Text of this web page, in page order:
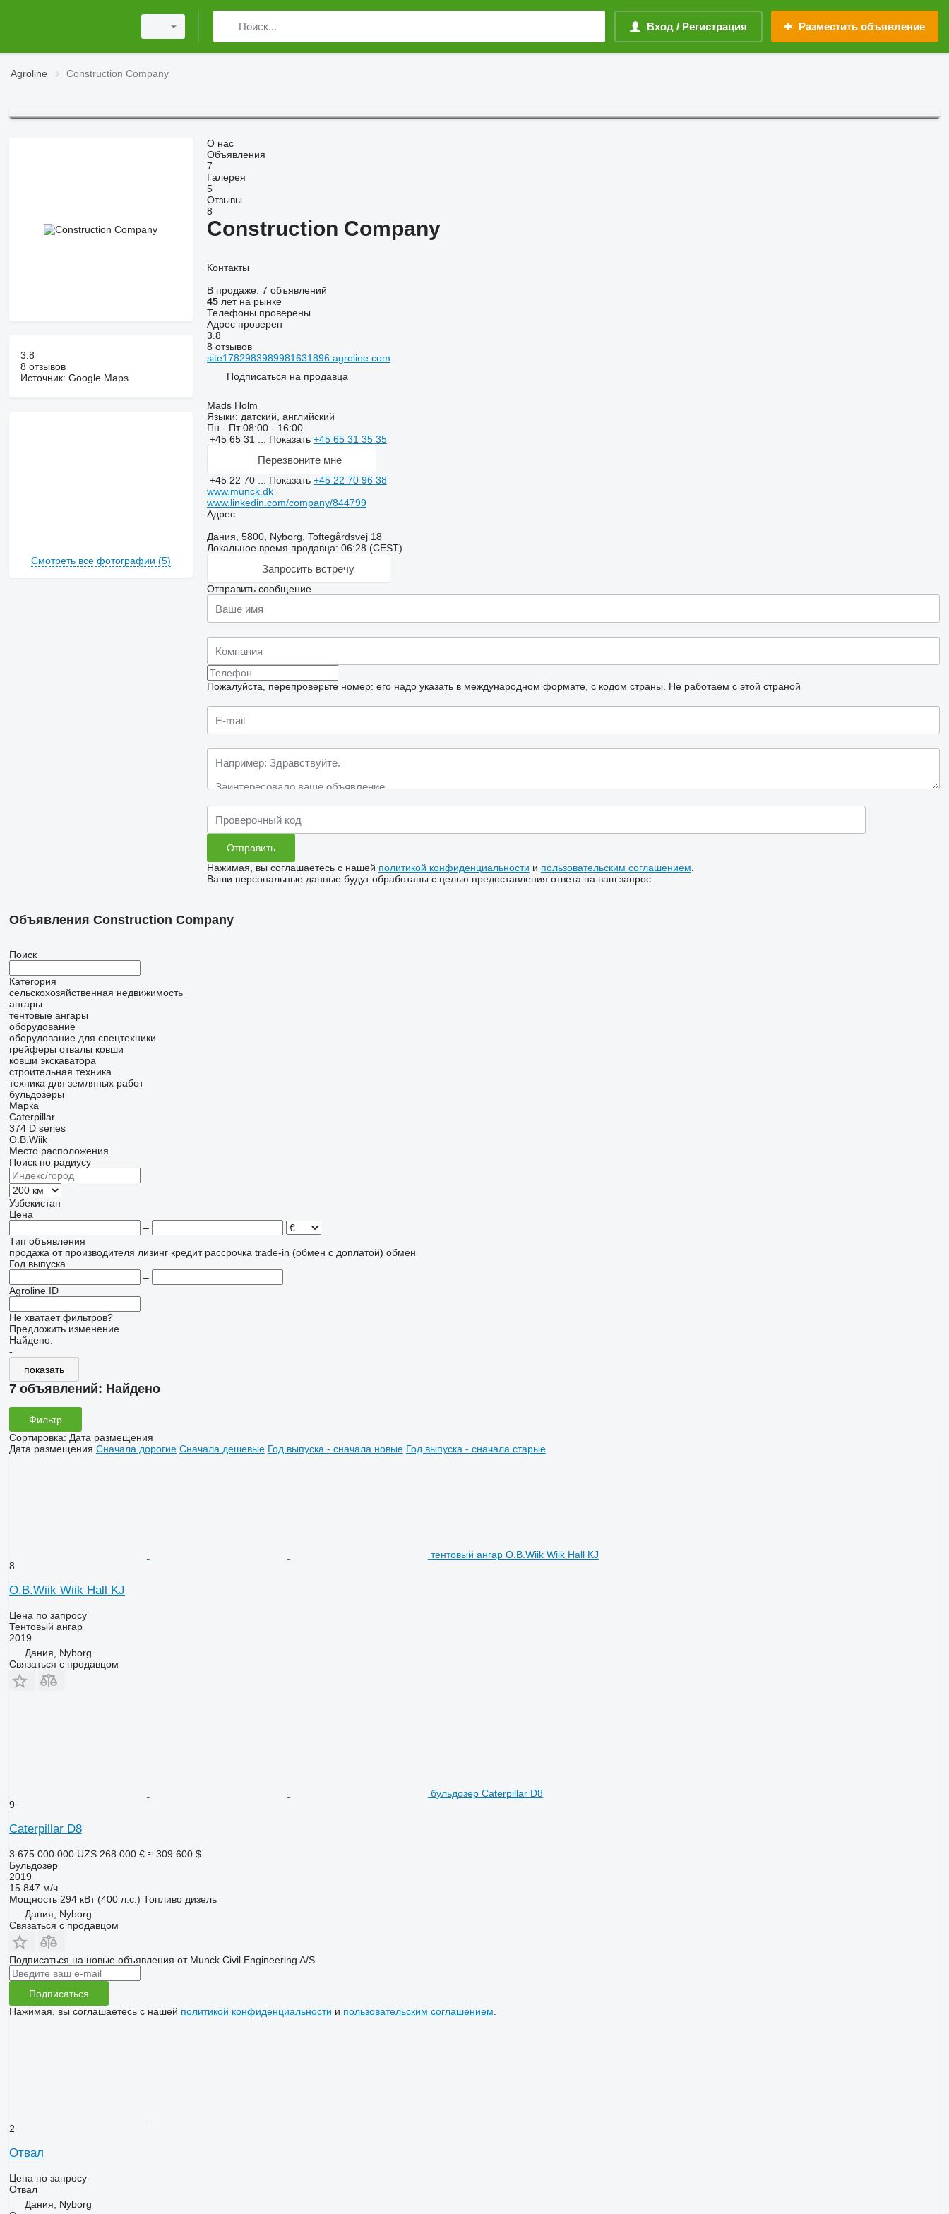
Вход / Регистрация Разместить объявление
Agroline Construction Company
3.8
8 отзывов
Источник: Google Maps
Смотреть все фотографии (5)
О нас
Объявления
7
Галерея
5
Отзывы
8
Construction Company
Контакты
В продаже: 7 объявлений
45лет на рынке
Телефоны проверены
Адрес проверен
3.8
8 отзывов
site1782983989981631896.agroline.com
Подписаться на продавца
Mads Holm
Языки: датский, английский
Пн - Пт08:00 - 16:00
+45 65 31 ... Показать +45 65 31 35 35
Перезвоните мне
+45 22 70 ... Показать +45 22 70 96 38
www.munck.dk
www.linkedin.com/company/844799
Адрес
Дания, 5800, Nyborg, Toftegårdsvej 18
Локальное время продавца: 06:28 (CEST)
Запросить встречу
Отправить сообщение
Пожалуйста, перепроверьте номер: его надо указать в международном формате, с кодом страны. Не работаем с этой страной
Нажимая, вы соглашаетесь с нашей политикой конфиденциальности и пользовательским соглашением
Ваши персональные данные будут обработаны с целью предоставления ответа на ваш запрос.
Объявления Construction Company
Поиск
Категория
сельскохозяйственная недвижимость
ангары
тентовые ангары
оборудование
оборудование для спецтехники
грейферы отвалы ковши
ковши экскаватора
строительная техника
техника для земляных работ
бульдозеры
Марка
Caterpillar
374 D series
O.B.Wiik
Место расположения
Поиск по радиусу
Узбекистан
Цена
–
Тип объявления
продажа от производителя лизинг кредит рассрочка trade-in (обмен с доплатой) обмен
Год выпуска
–
Agroline ID
Не хватает фильтров?
Предложить изменение
Найдено:
-
показать
7 объявлений: Найдено
Фильтр
Сортировка: Дата размещения
Дата размещения Сначала дорогие Сначала дешевые Год выпуска - сначала новые Год выпуска - сначала старые
тентовый ангар O.B.Wiik Wiik Hall KJ
8
O.B.Wiik Wiik Hall KJ
Цена по запросу
Тентовый ангар
2019
Дания, Nyborg
Связаться с продавцом
бульдозер Caterpillar D8
9
Caterpillar D8
3 675 000 000 UZS 268 000 € ≈ 309 600 $
Бульдозер
2019
15 847 м/ч
Мощность 294 кВт (400 л.с.) Топливо дизель
Дания, Nyborg
Связаться с продавцом
Подписаться на новые объявления от Munck Civil Engineering A/S
Подписаться
Нажимая, вы соглашаетесь с нашей политикой конфиденциальности и пользовательским соглашением
2
Отвал
Цена по запросу
Отвал
Дания, Nyborg